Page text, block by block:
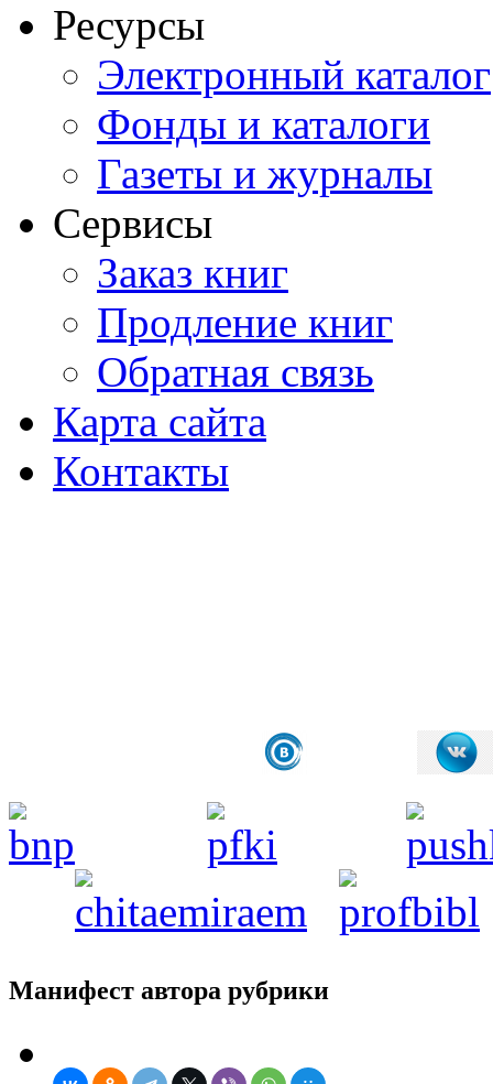
Ресурсы
Электронный каталог
Фонды и каталоги
Газеты и журналы
Сервисы
Заказ книг
Продление книг
Обратная связь
Карта сайта
Контакты
Манифест автора рубрики